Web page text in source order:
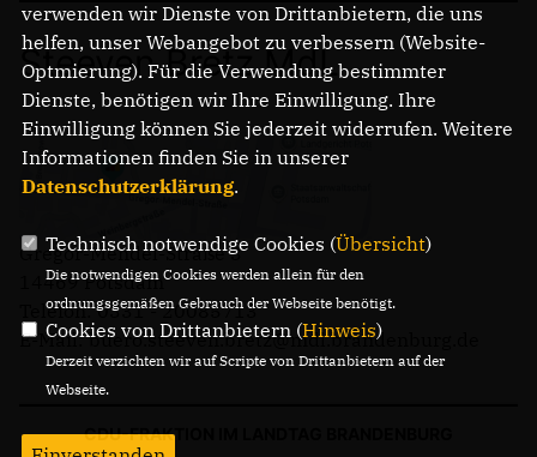
Steeven Bretz MdL
Gregor-Mendel-Straße 3
14469 Potsdam
Telefon: 0331 - 20085713
E-Mail: buero.steeven.bretz@mdl.brandenburg.de
CDU-FRAKTION IM LANDTAG BRANDENBURG
verwenden wir Dienste von Drittanbietern, die uns
helfen, unser Webangebot zu verbessern (Website-
Optmierung). Für die Verwendung bestimmter
Dienste, benötigen wir Ihre Einwilligung. Ihre
Einwilligung können Sie jederzeit widerrufen. Weitere
Informationen finden Sie in unserer
Datenschutzerklärung.
Technisch notwendige Cookies (Übersicht)
Die notwendigen Cookies werden allein für den
ordnungsgemäßen Gebrauch der Webseite benötigt.
Cookies von Drittanbietern (Hinweis)
Derzeit verzichten wir auf Scripte von Drittanbietern auf der
Webseite.